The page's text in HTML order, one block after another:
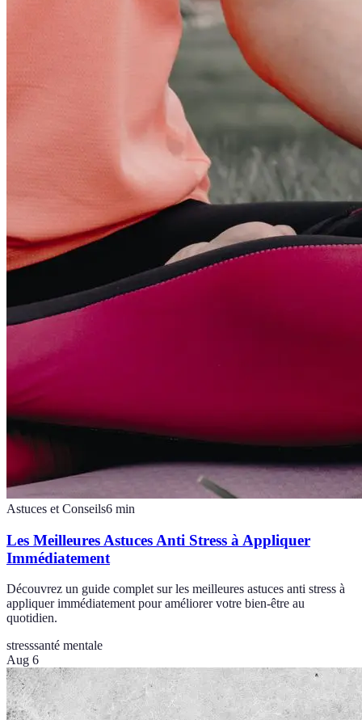
Astuces et Conseils6 min
Les Meilleures Astuces Anti Stress à Appliquer
Immédiatement
Découvrez un guide complet sur les meilleures astuces anti stress à
appliquer immédiatement pour améliorer votre bien-être au
quotidien.
stresssanté mentale
Aug 6